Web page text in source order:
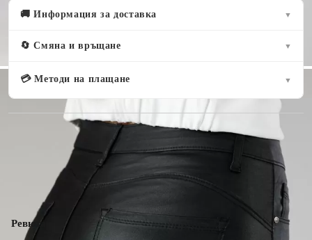
🚚 Информация за доставка ▼
🔄 Смяна и връщане ▼
💳 Методи на плащане ▼
( 11 )
Оцени продукта
Ревюта